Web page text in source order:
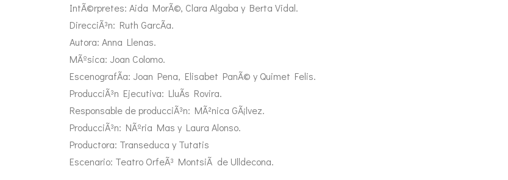
IntÃ©rpretes: Aida MorÃ©, Clara Algaba y Berta Vidal.
DirecciÃ³n: Ruth GarcÃ­a.
Autora: Anna Llenas.
MÃºsica: Joan Colomo.
EscenografÃ­a: Joan Pena, Elisabet PanÃ© y Quimet Felis.
ProducciÃ³n Ejecutiva: LluÃ­s Rovira.
Responsable de producciÃ³n: MÃ²nica GÃ¡lvez.
ProducciÃ³n: NÃºria Mas y Laura Alonso.
Productora: Transeduca y Tutatis
Escenario: Teatro OrfeÃ³ MontsiÃ de Ulldecona.